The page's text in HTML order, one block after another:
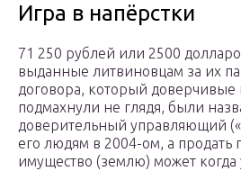
Игра в напёрстки
71 250 рублей или 2500
выданные литвиновцам за их
договора, который доверчивые
подмахнули не глядя, были
доверительный управляющий
его людям в 2004-ом, а продать
имущество (землю) может когда